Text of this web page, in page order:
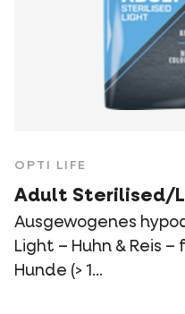
OPTI LIFE
Adult Sterilised/
Ausgewogenes
Light – Huhn & Reis
Hunde (> 1...